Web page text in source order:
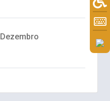
Dezembro